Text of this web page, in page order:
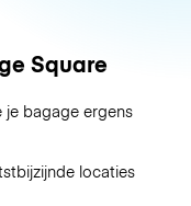
Square
bagage ergens
locaties